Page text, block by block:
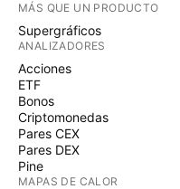
MÁS QUE UN PRODUCTO
Supergráficos
ANALIZADORES
Acciones
ETF
Bonos
Criptomonedas
Pares CEX
Pares DEX
Pine
MAPAS DE CALOR